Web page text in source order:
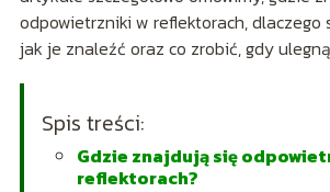
odpowietrzniki w reflektorach, dlaczego
jak je znaleźć oraz co zrobić, gdy
Spis treści:
Gdzie znajdują się
reflektorach?